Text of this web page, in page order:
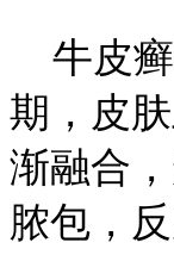
牛皮癣
期，皮
渐融合
脓包，